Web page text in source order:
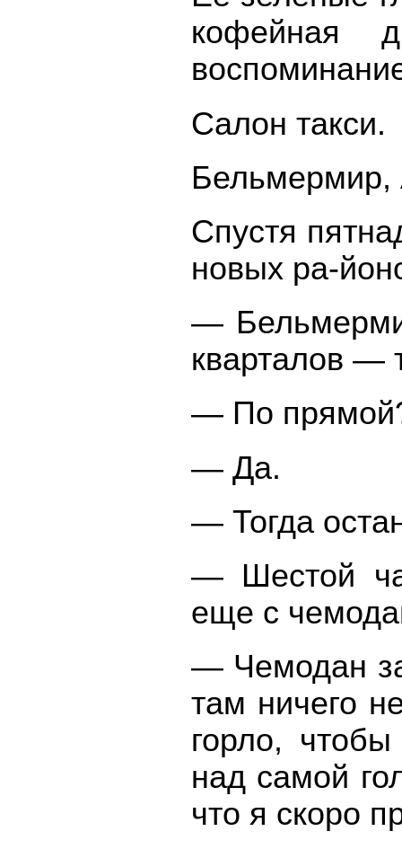
кофейная
Салон такси.
Бельмермир,
Спустя
новых ра-
—
кварталов —
— По
— Да.
— Тогда
— Шестой
еще с
— Чемодан
там ничего
горло,
над самой
что я скоро